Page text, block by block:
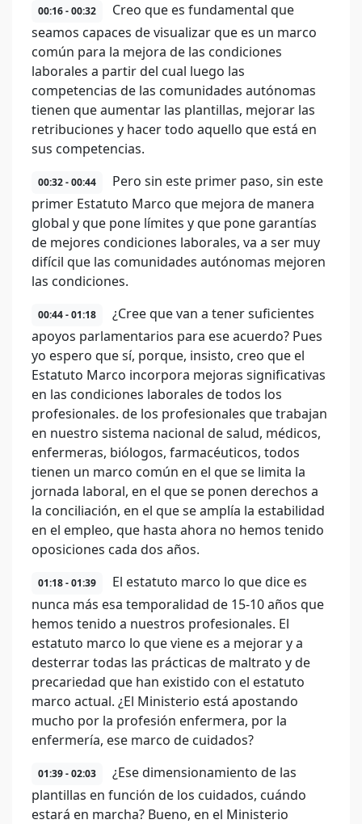
00:16 - 00:32
Creo que es fundamental que
seamos capaces de visualizar que es un marco
común para la mejora de las condiciones
laborales a partir del cual luego las
competencias de las comunidades autónomas
tienen que aumentar las plantillas, mejorar las
retribuciones y hacer todo aquello que está en
sus competencias.
00:32 - 00:44
Pero sin este primer paso, sin este
primer Estatuto Marco que mejora de manera
global y que pone límites y que pone garantías
de mejores condiciones laborales, va a ser muy
difícil que las comunidades autónomas mejoren
las condiciones.
00:44 - 01:18
¿Cree que van a tener suficientes
apoyos parlamentarios para ese acuerdo? Pues
yo espero que sí, porque, insisto, creo que el
Estatuto Marco incorpora mejoras significativas
en las condiciones laborales de todos los
profesionales. de los profesionales que trabajan
en nuestro sistema nacional de salud, médicos,
enfermeras, biólogos, farmacéuticos, todos
tienen un marco común en el que se limita la
jornada laboral, en el que se ponen derechos a
la conciliación, en el que se amplía la estabilidad
en el empleo, que hasta ahora no hemos tenido
oposiciones cada dos años.
01:18 - 01:39
El estatuto marco lo que dice es
nunca más esa temporalidad de 15-10 años que
hemos tenido a nuestros profesionales. El
estatuto marco lo que viene es a mejorar y a
desterrar todas las prácticas de maltrato y de
precariedad que han existido con el estatuto
marco actual. ¿El Ministerio está apostando
mucho por la profesión enfermera, por la
enfermería, ese marco de cuidados?
01:39 - 02:03
¿Ese dimensionamiento de las
plantillas en función de los cuidados, cuándo
estará en marcha? Bueno, en el Ministerio